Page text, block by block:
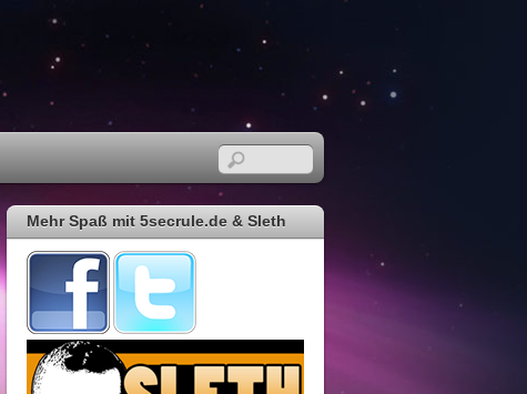
Mehr Spaß mit 5secrule.de & Sleth